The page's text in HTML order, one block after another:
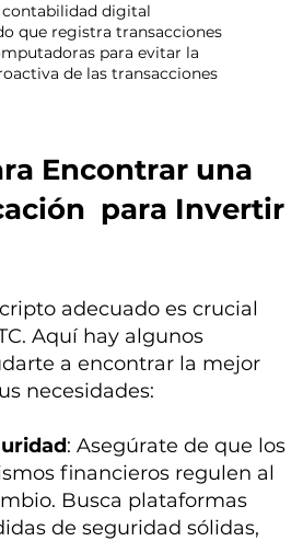
contabilidad digital
que registra transacciones
para evitar la
de las transacciones
Encontrar una
para Invertir
adecuado es crucial
Aquí hay algunos
a encontrar la mejor
necesidades:
: Asegúrate de que los
financieros regulen al
Busca plataformas
de seguridad sólidas,